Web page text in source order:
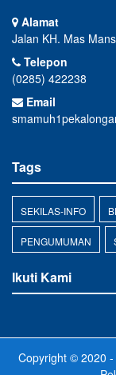
Alamat
Jalan KH. Mas
Telepon
(0285) 422238
Email
Tags
SEKILAS-INFO
PENGUMUMAN
Ikuti Kami
Copyright © 2020 -